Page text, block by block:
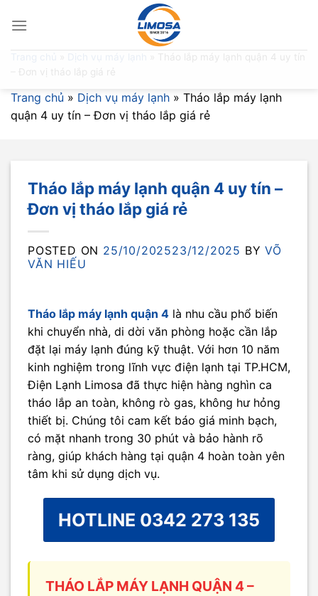
Tháo lắp máy lạnh quận 4 uy tín
– Đơn vị tháo lắp giá rẻ
Trang chủ » Dịch vụ máy lạnh » Tháo lắp máy lạnh
quận 4 uy tín – Đơn vị tháo lắp giá rẻ
Tháo lắp máy lạnh quận 4 uy tín –
Đơn vị tháo lắp giá rẻ
POSTED ON 25/10/202523/12/2025 BYVÕ
VĂN HIẾU
Tháo lắp máy lạnh quận 4 là nhu cầu phổ biến
khi chuyển nhà, di dời văn phòng hoặc cần lắp
đặt lại máy lạnh đúng kỹ thuật. Với hơn 10 năm
kinh nghiệm trong lĩnh vực điện lạnh tại TP.HCM,
Điện Lạnh Limosa đã thực hiện hàng nghìn ca
tháo lắp an toàn, không rò gas, không hư hỏng
thiết bị. Chúng tôi cam kết báo giá minh bạch,
có mặt nhanh trong 30 phút và bảo hành rõ
ràng, giúp khách hàng tại quận 4 hoàn toàn yên
tâm khi sử dụng dịch vụ.
HOTLINE 0342 273 135
THÁO LẮP MÁY LẠNH QUẬN 4 –